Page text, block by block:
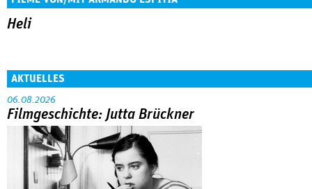
Heli
AKTUELLES
06.08.2026
Filmgeschichte: Jutta Brückner